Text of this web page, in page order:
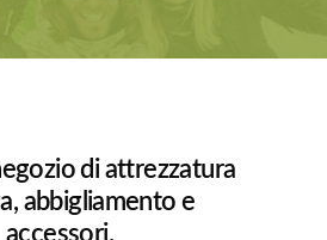
di attrezzatura
abbigliamento e
accessori.